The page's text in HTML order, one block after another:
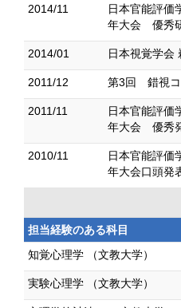
2014/11
日本官能評価
年大会 優秀
2014/01 日本視覚学会
2011/12 第3回 錯視
2011/11
日本官能評価
年大会 優秀
2010/11
日本官能評価
年大会口頭発
担当経験のある科目
知覚心理学 （文教大学）
実験心理学 （文教大学）